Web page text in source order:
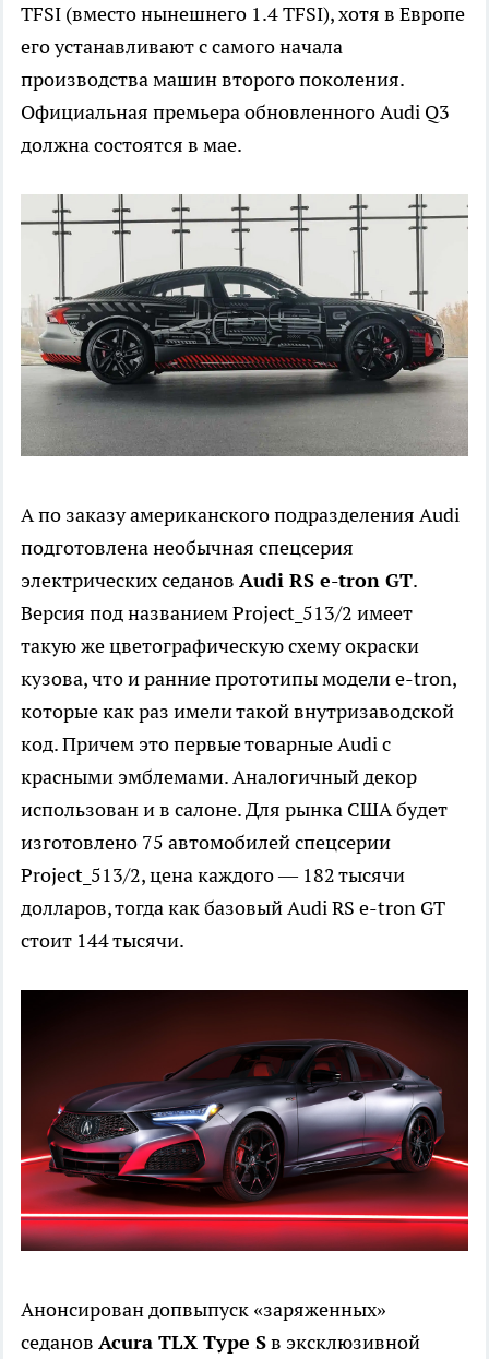
TFSI (вместо нынешнего 1.4 TFSI), хотя в Европе
его устанавливают с самого начала
производства машин второго поколения.
Официальная премьера обновленного Audi Q3
должна состоятся в мае.
А по заказу американского подразделения Audi
подготовлена необычная спецсерия
электрических седанов Audi RS e-tron GT.
Версия под названием Project_513/2 имеет
такую же цветографическую схему окраски
кузова, что и ранние прототипы модели e-tron,
которые как раз имели такой внутризаводской
код. Причем это первые товарные Audi c
красными эмблемами. Аналогичный декор
использован и в салоне. Для рынка США будет
изготовлено 75 автомобилей спецсерии
Project_513/2, цена каждого — 182 тысячи
долларов, тогда как базовый Audi RS e-tron GT
стоит 144 тысячи.
Анонсирован допвыпуск «заряженных»
седанов Acura TLX Type Sв эксклюзивной